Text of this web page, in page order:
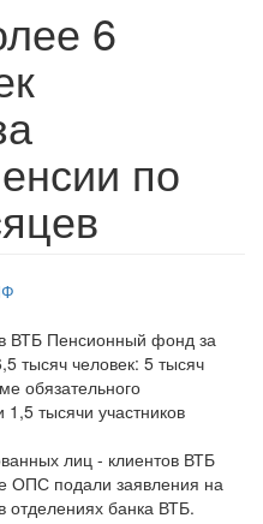
6
по
ВТБ Пенсионный фонд за
тысяч человек: 5 тысяч
обязательного
тысячи участников
лиц - клиентов ВТБ
ОПС подали заявления на
отделениях банка ВТБ.